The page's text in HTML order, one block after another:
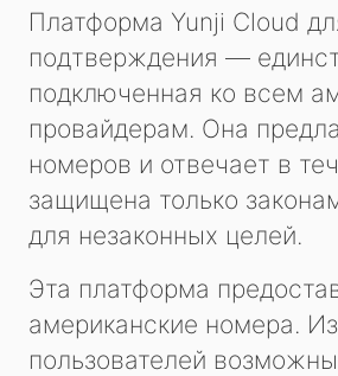
Платформа Yunji Cloud
подтверждения —
подключенная ко всем
провайдерам. Она
номеров и отвечает в
защищена только
для незаконных целей.
Эта платформа
американские номера.
пользователей